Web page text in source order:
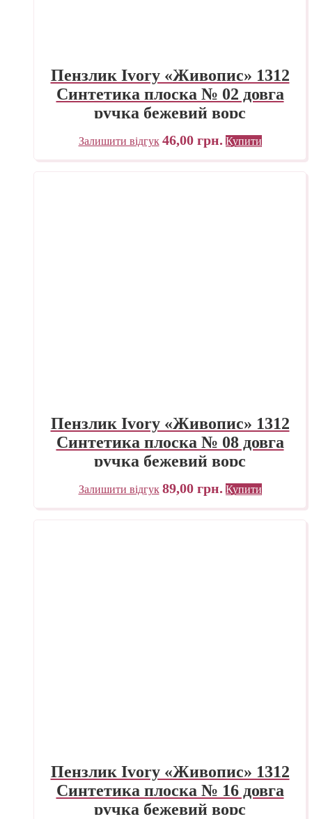
Пензлик Ivory «Живопис» 1312
Синтетика плоска № 02 довга
ручка бежевий ворс
Залишити відгук 46,00 грн. Купити
Пензлик Ivory «Живопис» 1312
Синтетика плоска № 08 довга
ручка бежевий ворс
Залишити відгук 89,00 грн. Купити
Пензлик Ivory «Живопис» 1312
Синтетика плоска № 16 довга
ручка бежевий ворс